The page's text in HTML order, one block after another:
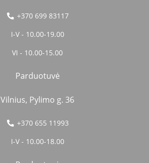
+370 699 83117
I-V - 10.00-19.00
VI - 10.00-15.00
Parduotuvė
Vilnius, Pylimo g. 36
+370 655 11993
I-V - 10.00-18.00